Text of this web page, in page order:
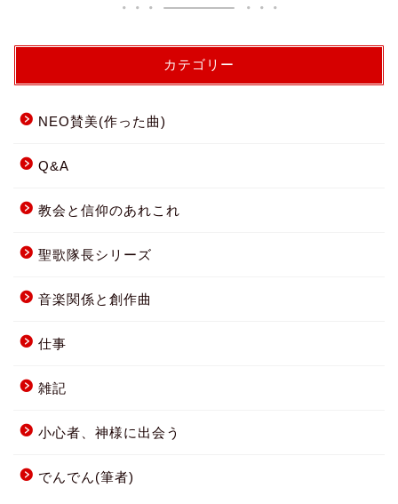
カテゴリー
NEO賛美(作った曲)
Q&A
教会と信仰のあれこれ
聖歌隊長シリーズ
音楽関係と創作曲
仕事
雑記
小心者、神様に出会う
でんでん(筆者)